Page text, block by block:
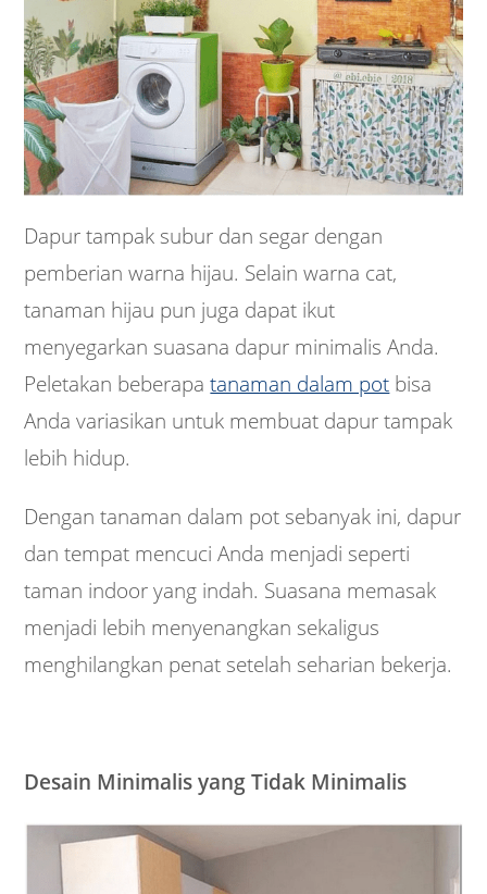
Dapur tampak subur dan segar dengan
pemberian warna hijau. Selain warna cat,
tanaman hijau pun juga dapat ikut
menyegarkan suasana dapur minimalis Anda.
Peletakan beberapatanaman dalam pot bisa
Anda variasikan untuk membuat dapur tampak
lebih hidup.
Dengan tanaman dalam pot sebanyak ini, dapur
dan tempat mencuci Anda menjadi seperti
taman indoor yang indah. Suasana memasak
menjadi lebih menyenangkan sekaligus
menghilangkan penat setelah seharian bekerja.
Desain Minimalis yang Tidak Minimalis